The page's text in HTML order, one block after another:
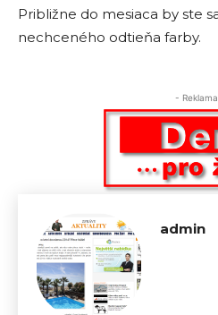
Približne do mesiaca by ste
nechceného odtieňa farby.
-
admin